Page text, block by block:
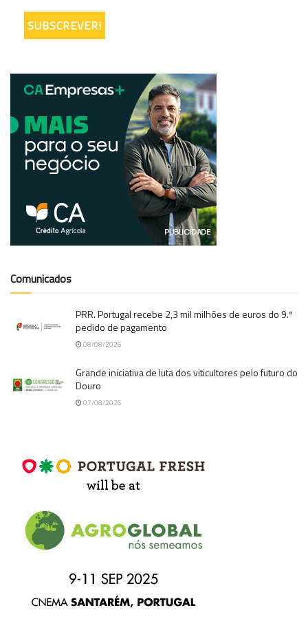
Comunicados
PRR. Portugal recebe 2,3 mil milhões de euros do 9.º
pedido de pagamento
08/08/2026
Grande iniciativa de luta dos viticultores pelo futuro do
Douro
07/08/2026